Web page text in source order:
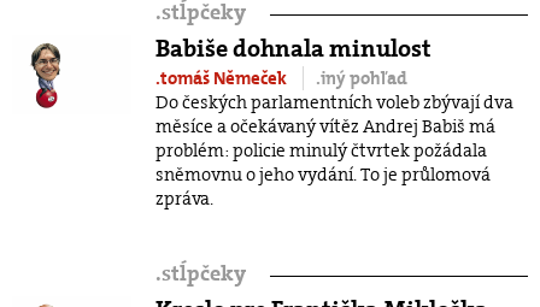
.stĺpčeky
Babiše dohnala minulost
.tomáš Němeček
.iný pohľad
Do českých parlamentních voleb zbývají dva
měsíce a očekávaný vítěz Andrej Babiš má
problém: policie minulý čtvrtek požádala
sněmovnu o jeho vydání. To je průlomová
zpráva.
.stĺpčeky